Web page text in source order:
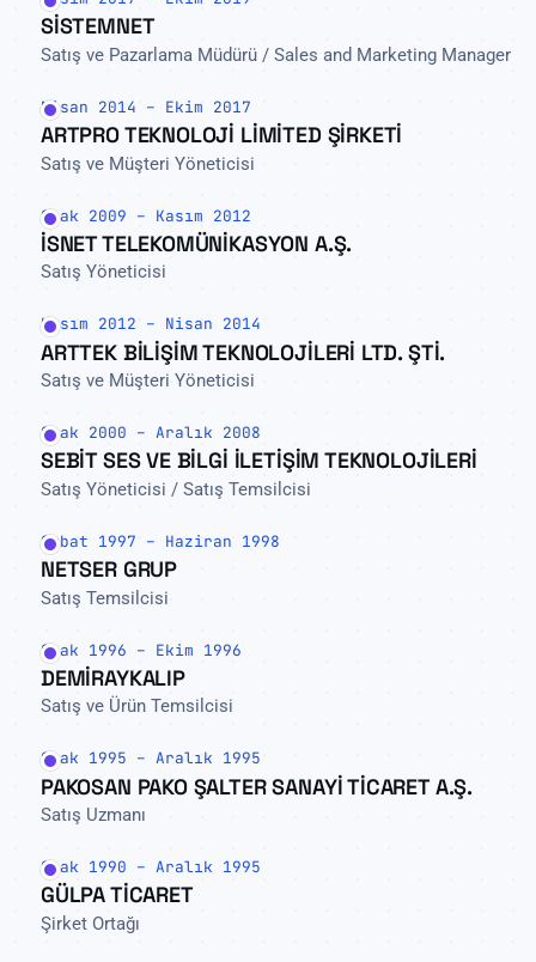
SİSTEMNET
Satış ve Pazarlama Müdürü / Sales and Marketing Manager
Nisan 2014 – Ekim 2017
ARTPRO TEKNOLOJİ LİMİTED ŞİRKETİ
Satış ve Müşteri Yöneticisi
Ocak 2009 – Kasım 2012
İSNET TELEKOMÜNİKASYON A.Ş.
Satış Yöneticisi
Kasım 2012 – Nisan 2014
ARTTEK BİLİŞİM TEKNOLOJİLERİ LTD. ŞTİ.
Satış ve Müşteri Yöneticisi
Ocak 2000 – Aralık 2008
SEBİT SES VE BİLGİ İLETİŞİM TEKNOLOJİLERİ
Satış Yöneticisi / Satış Temsilcisi
Şubat 1997 – Haziran 1998
NETSER GRUP
Satış Temsilcisi
Ocak 1996 – Ekim 1996
DEMİRAYKALIP
Satış ve Ürün Temsilcisi
Ocak 1995 – Aralık 1995
PAKOSAN PAKO ŞALTER SANAYİ TİCARET A.Ş.
Satış Uzmanı
Ocak 1990 – Aralık 1995
GÜLPA TİCARET
Şirket Ortağı